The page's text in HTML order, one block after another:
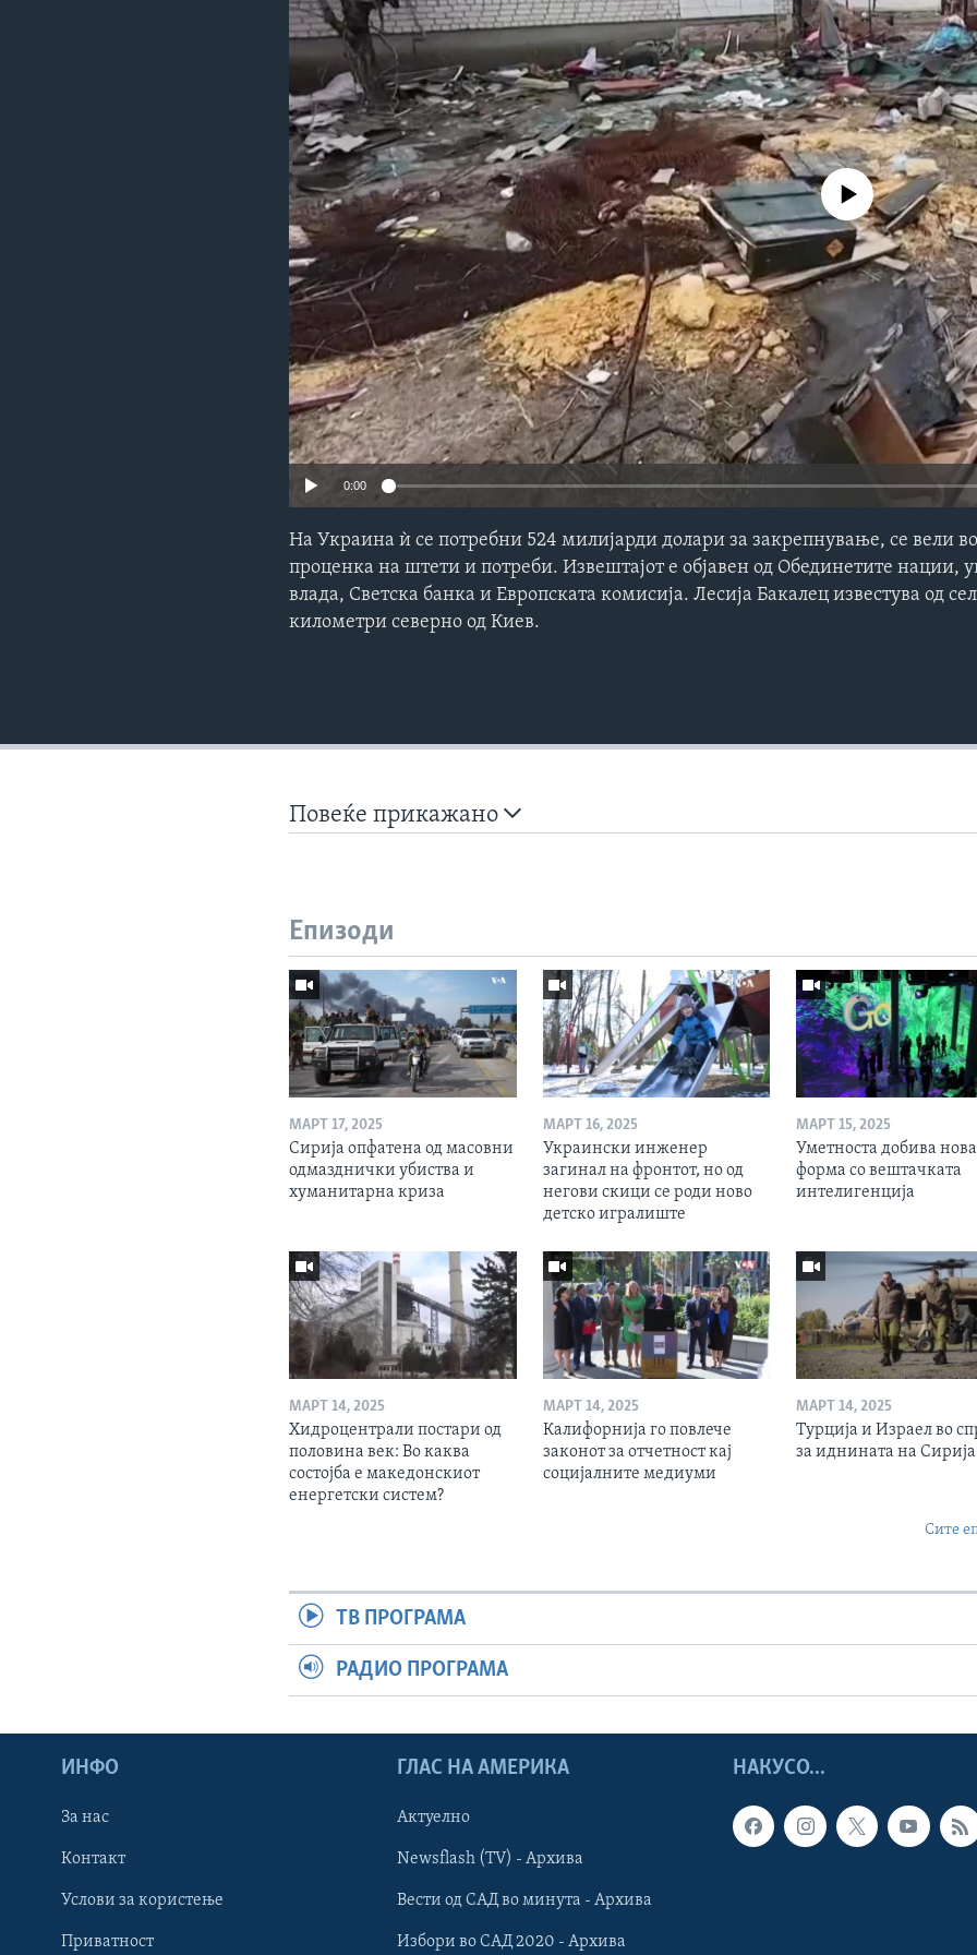
Learning English
No media source currently
0:00
На Украина ѝ се потребни 524 милијарди долари за закрепнување, се вели
проценка на штети и потреби. Извештајот е објавен од Обединетите нации,
влада, Светска банка и Европската комисија. Лесија Бакалец известува од
километри северно од Киев.
Повеќе прикажано
Епизоди
МАРТ 17, 2025
Сирија опфатена од масовни
одмазднички убиства и
хуманитарна криза
МАРТ 16, 2025
Украински инженер
загинал на фронтот, но од
негови скици се роди ново
детско игралиште
МАРТ 15, 2025
Уметноста добива нова
форма со вештачката
интелигенција
МАРТ 14, 2025
Хидроцентрали постари од
половина век: Во каква
состојба е македонскиот
енергетски систем?
МАРТ 14, 2025
Калифорнија го повлече
законот за отчетност кај
социјалните медиуми
МАРТ 14, 2025
Турција и Израел во
за иднината на Сирија
Сите
ТВ ПРОГРАМА
РАДИО ПРОГРАМА
НАКУСО...
ИНФО
За нас
Контакт
Услови за користење
Приватност
ГЛАС НА АМЕРИКА
Актуелно
Newsflash (TV) - Архива
Вести од САД во минута - Архива
Избори во САД 2020 - Архива